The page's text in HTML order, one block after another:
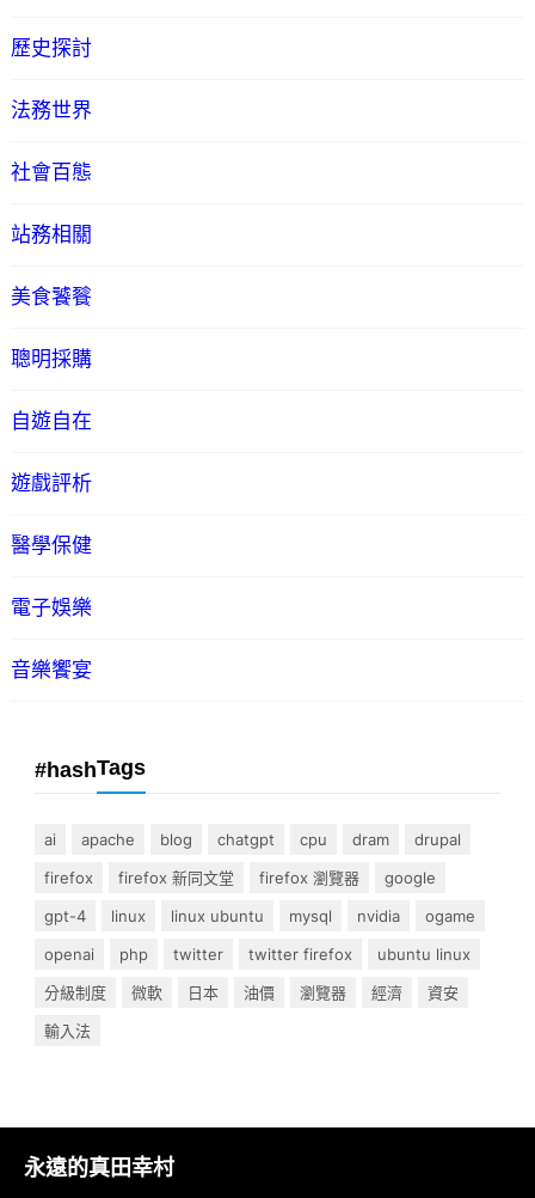
歷史探討
法務世界
社會百態
站務相關
美食饕餮
聰明採購
自遊自在
遊戲評析
醫學保健
電子娛樂
音樂饗宴
#hashTags
ai apache blog chatgpt cpu dram
drupal
firefox
firefox 新同文堂 firefox 瀏覽器
google
gpt-4
linux linux ubuntu mysql nvidia
ogame
openai
php twitter twitter firefox
ubuntu linux
分級制度
微軟 日本 油價 瀏覽器 經濟
資安
輸入法
永遠的真田幸村